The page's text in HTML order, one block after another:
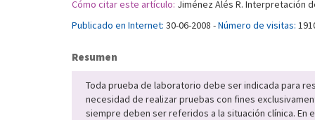
Cómo citar este artículo: Jiménez Alés R. Interpretación
Publicado en Internet: 30-06-2008 -Número de visitas:
Resumen
Toda prueba de laboratorio debe ser indicada para
necesidad de realizar pruebas con fines
siempre deben ser referidos a la situación clínica.